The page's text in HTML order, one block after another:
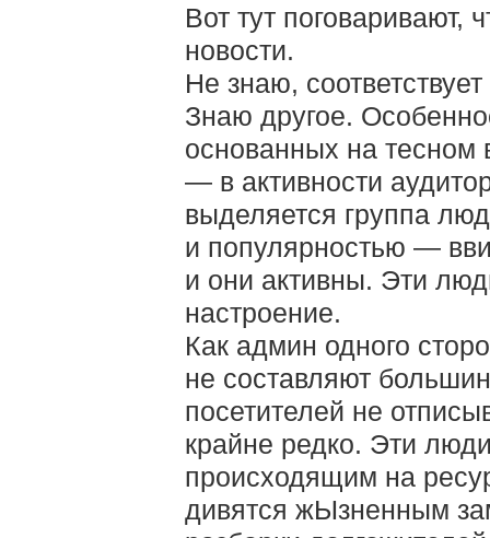
Вот тут
новости.
Не знаю,
Знаю другое.
основанных на тесном
— в активности
выделяется группа
и популярностью —
и они активны. Эти
настроение.
Как админ одного
не составляют
посетителей не
крайне редко. Эти
происходящим на
дивятся жЫзненным